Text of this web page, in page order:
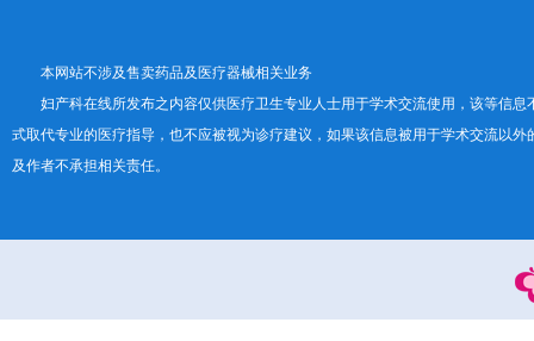
本网站不涉及售卖药品及医疗器械相关业务
妇产科在线所发布之内容仅供医疗卫生专业人士用于学术交流使用，该等信息
式取代专业的医疗指导，也不应被视为诊疗建议，如果该信息被用于学术交流以外
及作者不承担相关责任。